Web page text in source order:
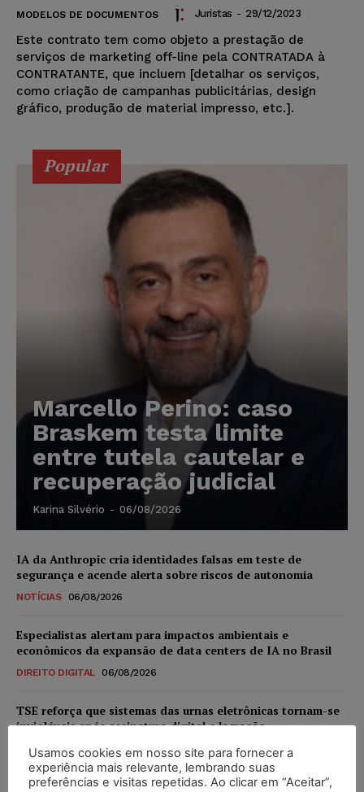
MODELOS DE DOCUMENTOS Juristas - 29/12/2023
Este contrato tem como objeto a prestação de
serviços de marketing off-line pela CONTRATADA à
CONTRATANTE, que incluem [detalhar os serviços,
como criação de campanhas publicitárias, design
gráfico, produção de material impresso, etc.].
Popular
Marcello Perino: caso
Braskem testa limite
entre tutela cautelar e
recuperação judicial
Karina Silvério - 06/08/2026
IA da Anthropic cria identidades falsas em teste de
segurança e acende alerta sobre riscos de autonomia
NOTÍCIAS 06/08/2026
Especialistas alertam para impactos ambientais e
econômicos da expansão de data centers de IA no Brasil
DIREITO DIGITAL 06/08/2026
TSE reforça que sistemas das urnas eletrônicas tornam-se
invioláveis após assinatura digital e lacração
NOTÍCIAS 06/08/2026
STF inicia julgamento sobre constitucionalidade da
Usamos cookies em nosso site para fornecer a
experiência mais relevante, lembrando suas
preferências e visitas repetidas. Ao clicar em “Aceitar”,